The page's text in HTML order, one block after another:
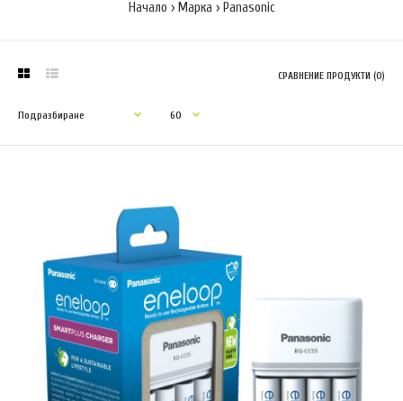
Начало Марка Panasonic
СРАВНЕНИЕ ПРОДУКТИ (0)